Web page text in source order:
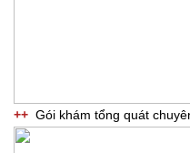
++ Gói khám tổng quát